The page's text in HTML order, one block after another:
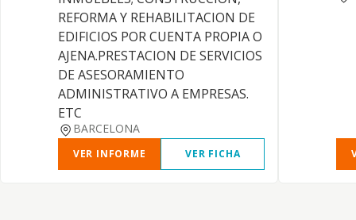
REFORMA Y REHABILITACION DE
EDIFICIOS POR CUENTA PROPIA O
AJENA.PRESTACION DE SERVICIOS
DE ASESORAMIENTO
ADMINISTRATIVO A EMPRESAS.
ETC
BARCELONA
VER INFORME VER FICHA